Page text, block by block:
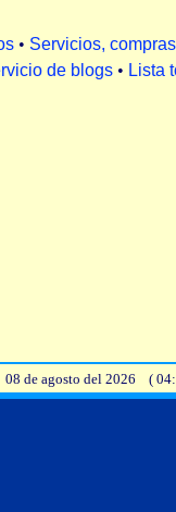
• Servicios, compras
de blogs • Lista
08 de agosto del 2026 (